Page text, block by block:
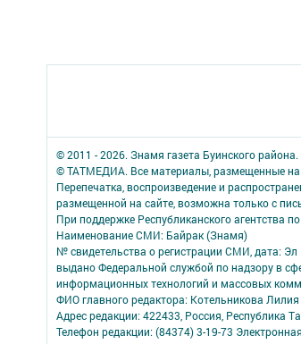
© 2011 - 2026. Знамя газета Буинского
© ТАТМЕДИА. Все материалы, размещенные
Перепечатка, воспроизведение и
размещенной на сайте, возможна только с
При поддержке Республиканского агентства
Наименование СМИ: Байрак (Знамя)
№ свидетельства о регистрации СМИ, дата:
выдано Федеральной службой по надзору в
информационных технологий и массовых
ФИО главного редактора: Котельникова
Адрес редакции: 422433, Россия, Республика
Телефон редакции: (84374) 3-19-73